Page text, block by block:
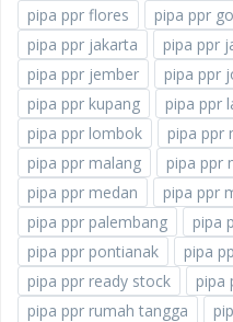
pipa ppr flores
pipa ppr
pipa ppr jakarta
pipa ppr
pipa ppr jember
pipa ppr
pipa ppr kupang
pipa ppr
pipa ppr lombok
pipa ppr
pipa ppr malang
pipa ppr
pipa ppr medan
pipa ppr
pipa ppr palembang
pipa
pipa ppr pontianak
pipa
pipa ppr ready stock
pipa
pipa ppr rumah tangga